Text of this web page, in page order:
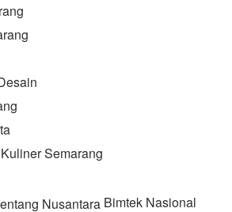
Kuliner Semarang
Bimtek Nasional